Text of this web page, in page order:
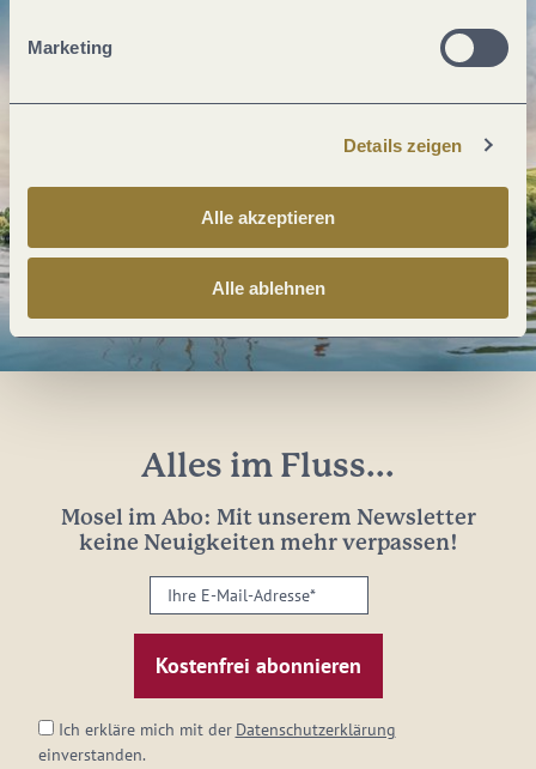
Marketing
Details zeigen
Alle akzeptieren
Alle ablehnen
Alles im Fluss...
Mosel im Abo: Mit unserem Newsletter
keine Neuigkeiten mehr verpassen!
Ihre
E-
Mail-
Adresse:
Ich erkläre mich mit der Datenschutzerklärung
einverstanden.